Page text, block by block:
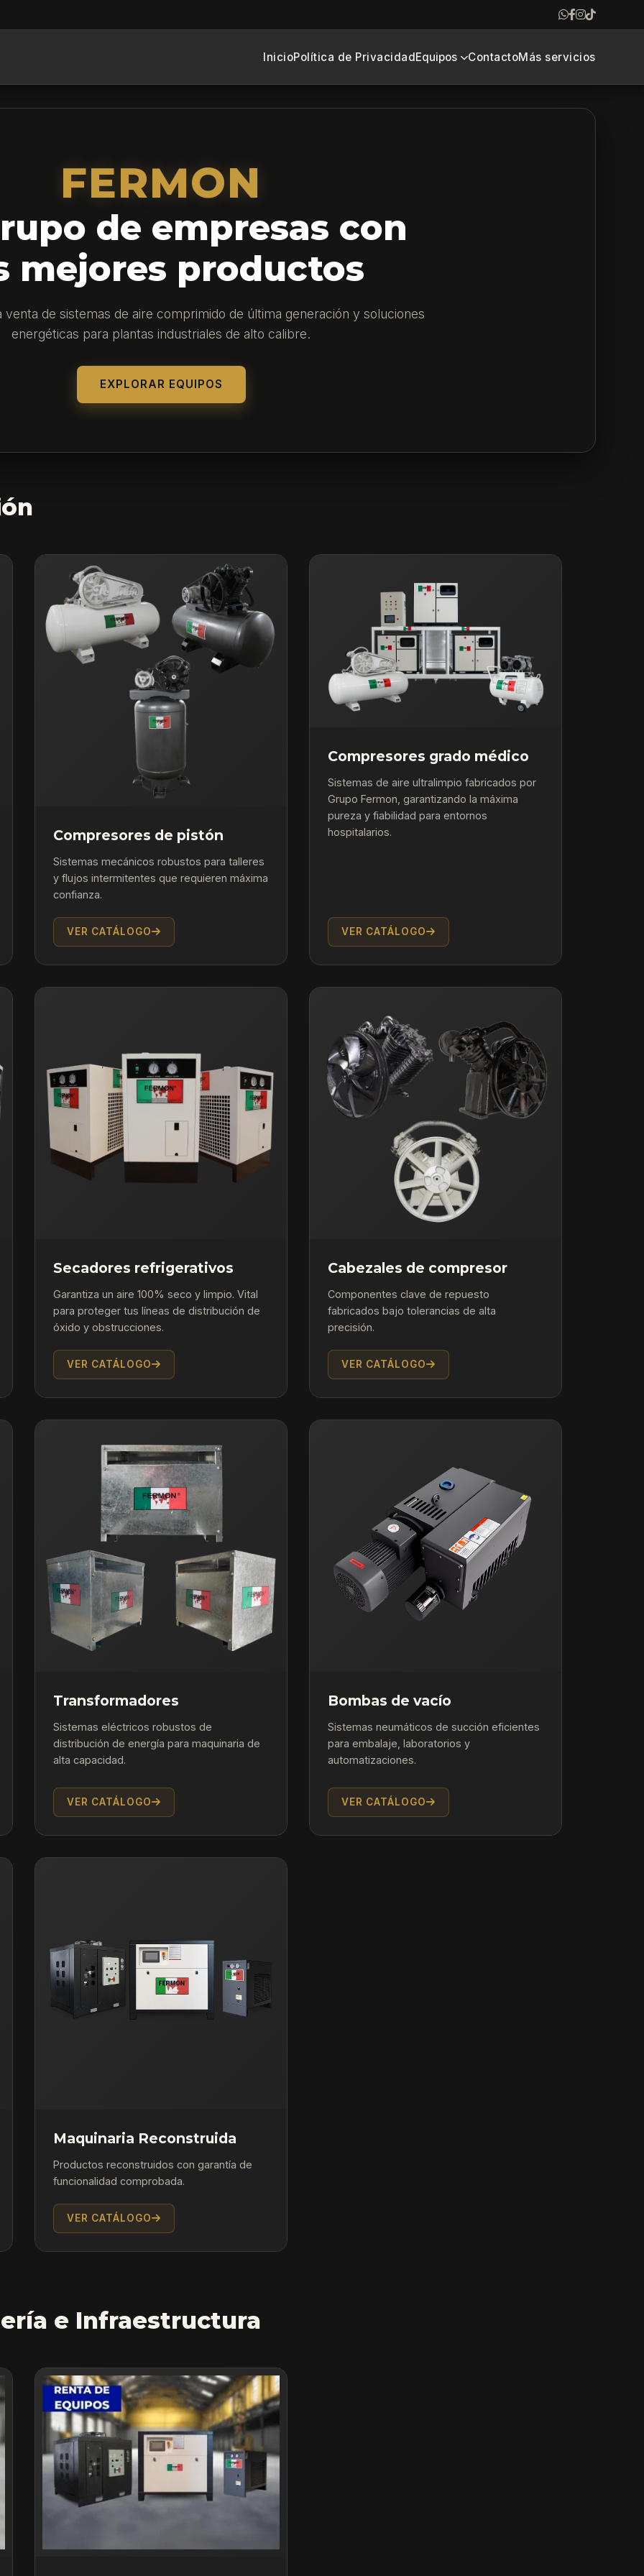
InicioPolítica de PrivacidadEquipos ContactoMás servicios
FERMON
de empresas con
mejores productos
venta de sistemas de aire comprimido de última generación y soluciones
energéticas para plantas industriales de alto calibre.
EXPLORAR EQUIPOS
Compresores de pistón
Sistemas mecánicos robustos para talleres
y flujos intermitentes que requieren máxima
confianza.
VER CATÁLOGO
Compresores grado médico
Sistemas de aire ultralimpio fabricados por
Grupo Fermon, garantizando la máxima
pureza y fiabilidad para entornos
hospitalarios.
VER CATÁLOGO
Secadores refrigerativos
Garantiza un aire 100% seco y limpio. Vital
para proteger tus líneas de distribución de
óxido y obstrucciones.
VER CATÁLOGO
Cabezales de compresor
Componentes clave de repuesto
fabricados bajo tolerancias de alta
precisión.
VER CATÁLOGO
Transformadores
Sistemas eléctricos robustos de
distribución de energía para maquinaria de
alta capacidad.
VER CATÁLOGO
Bombas de vacío
Sistemas neumáticos de succión eficientes
para embalaje, laboratorios y
automatizaciones.
VER CATÁLOGO
Maquinaria Reconstruida
Productos reconstruidos con garantía de
funcionalidad comprobada.
VER CATÁLOGO
e Infraestructura